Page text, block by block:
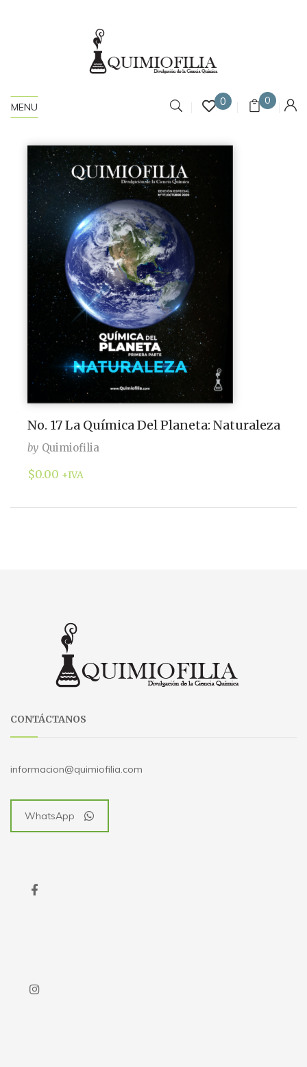
MENU 0 0
No. 17 La Química Del Planeta: Naturaleza
by Quimiofilia
$0.00 +IVA
CONTÁCTANOS
informacion@quimiofilia.com
WhatsApp